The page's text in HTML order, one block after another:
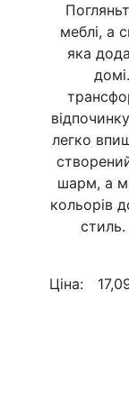
меблі, а
яка
легко
шарм, а
кольорів
Ціна: